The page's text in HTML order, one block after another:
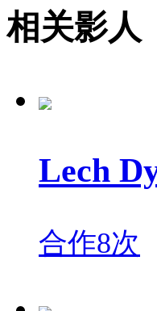
相关影人
Lech
合作8次